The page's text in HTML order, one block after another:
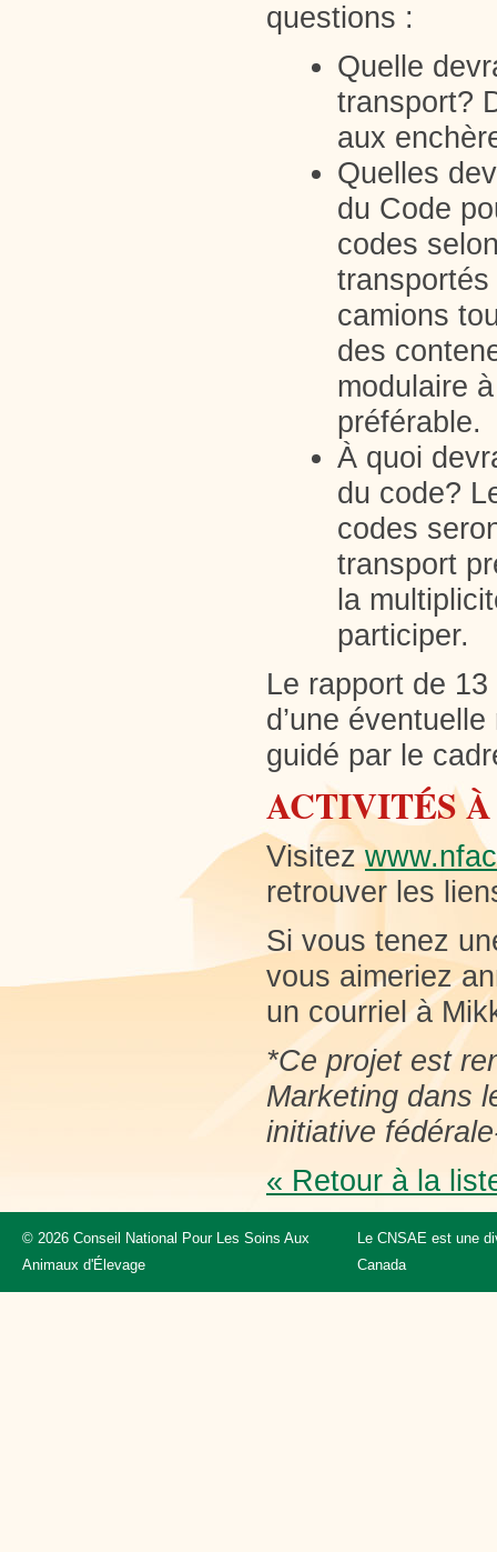
questions :
Quelle
transport?
aux
Quelles
du Code
codes
camions
des
modulaire
préférable.
À quoi
du code?
codes
transport
la
participer.
Le rapport de
d’une
guidé par le
ACTIVITÉS
Visitez
retrouver les
Si vous tenez
vous aimeriez
un courriel à
*Ce projet est
Marketing dans
initiative
« Retour à la
© 2026 Conseil National Pour Les Soins Aux
Animaux d'Élevage
Le CNSAE est une
Canada